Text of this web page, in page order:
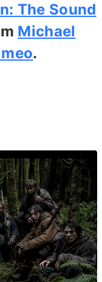
The Sound
Michael
.